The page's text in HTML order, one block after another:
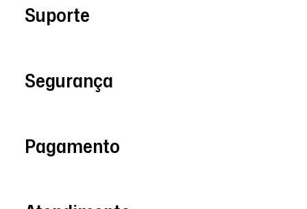
Suporte
Segurança
Pagamento